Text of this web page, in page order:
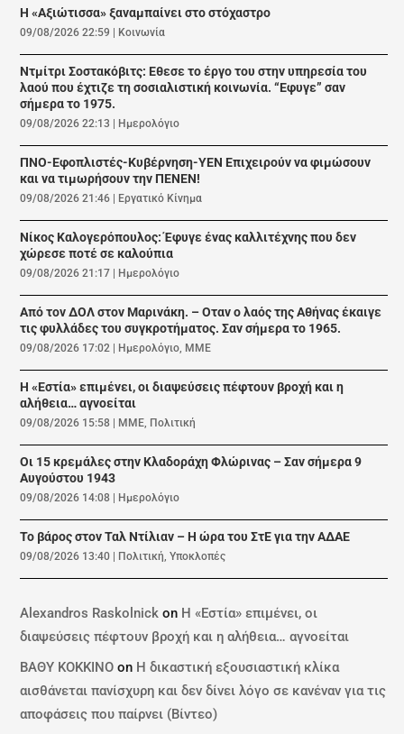
Η «Αξιώτισσα» ξαναμπαίνει στο στόχαστρο
09/08/2026 22:59 Κοινωνία
Ντμίτρι Σοστακόβιτς: Εθεσε το έργο του στην υπηρεσία του
λαού που έχτιζε τη σοσιαλιστική κοινωνία. “Εφυγε” σαν
σήμερα το 1975.
09/08/2026 22:13 Ημερολόγιο
ΠΝΟ-Εφοπλιστές-Κυβέρνηση-ΥΕΝ Επιχειρούν να φιμώσουν
και να τιμωρήσουν την ΠΕΝΕΝ!
09/08/2026 21:46 Εργατικό Κίνημα
Νίκος Καλογερόπουλος: Έφυγε ένας καλλιτέχνης που δεν
χώρεσε ποτέ σε καλούπια
09/08/2026 21:17 Ημερολόγιο
Από τον ΔΟΛ στον Μαρινάκη. – Οταν ο λαός της Αθήνας έκαιγε
τις φυλλάδες του συγκροτήματος. Σαν σήμερα το 1965.
09/08/2026 17:02 Ημερολόγιο, ΜΜΕ
Η «Εστία» επιμένει, οι διαψεύσεις πέφτουν βροχή και η
αλήθεια… αγνοείται
09/08/2026 15:58 ΜΜΕ, Πολιτική
Οι 15 κρεμάλες στην Κλαδοράχη Φλώρινας – Σαν σήμερα 9
Αυγούστου 1943
09/08/2026 14:08 Ημερολόγιο
Το βάρος στον Ταλ Ντίλιαν – Η ώρα του ΣτΕ για την ΑΔΑΕ
09/08/2026 13:40 Πολιτική,Υποκλοπές
Alexandros Raskolnick on Η «Εστία» επιμένει, οι
διαψεύσεις πέφτουν βροχή και η αλήθεια… αγνοείται
ΒΑΘΥ ΚΟΚΚΙΝΟ on Η δικαστική εξουσιαστική κλίκα
αισθάνεται πανίσχυρη και δεν δίνει λόγο σε κανέναν για τις
αποφάσεις που παίρνει (Βίντεο)